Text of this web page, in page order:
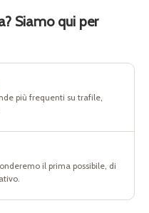
Siamo qui per
più frequenti su trafile,
il prima possibile, di